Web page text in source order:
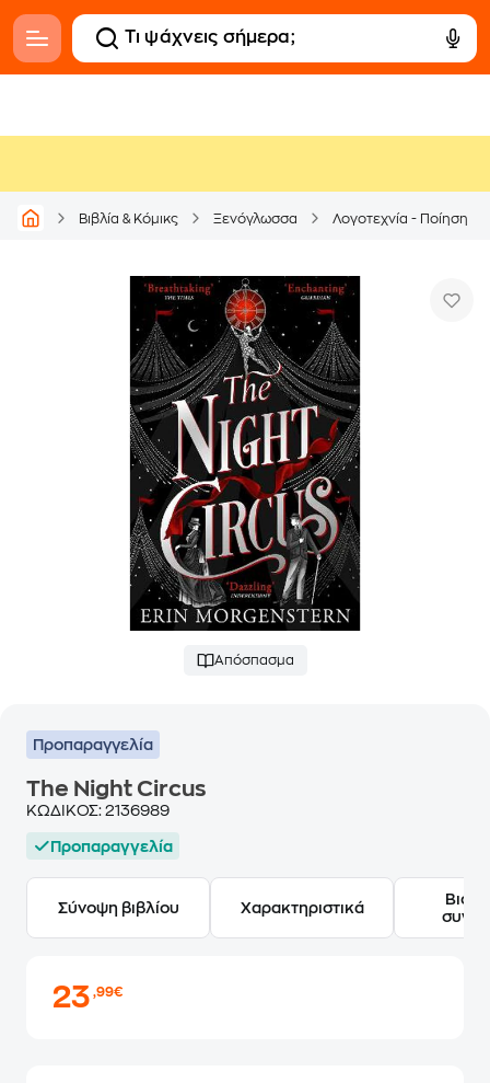
Βιβλία & Κόμικς Ξενόγλωσσα Λογοτεχνία - Ποίηση
Απόσπασμα
Προπαραγγελία
The Night Circus
ΚΩΔΙΚΟΣ: 2136989
Προπαραγγελία
Σύνοψη βιβλίου Χαρακτηριστικά
23,99€